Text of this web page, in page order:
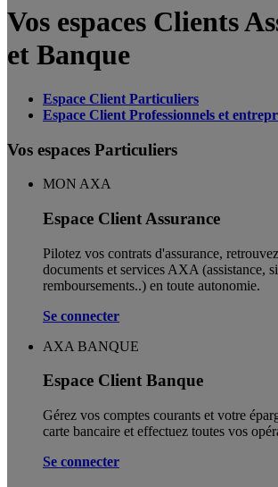
Vos espaces Clients
et Banque
Espace Client Particuliers
Espace Client Professionnels et
Vos espaces Particuliers
MON AXA
Espace Client Assurance
Pilotez vos contrats d'assurance,
documents et services AXA (assistance,
remboursements..) en toute autonomie. ​
Se connecter
AXA BANQUE
Espace Client Banque
Gérez vos comptes courants et votre
carte bancaire et effectuez toutes vos
Se connecter